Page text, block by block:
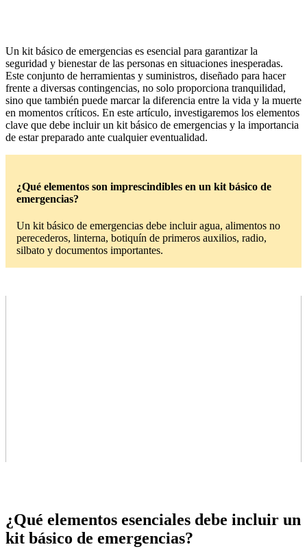
Un kit básico de emergencias es esencial para garantizar la
seguridad y bienestar de las personas en situaciones inesperadas.
Este conjunto de herramientas y suministros, diseñado para hacer
frente a diversas contingencias, no solo proporciona tranquilidad,
sino que también puede marcar la diferencia entre la vida y la muerte
en momentos críticos. En este artículo, investigaremos los elementos
clave que debe incluir un kit básico de emergencias y la importancia
de estar preparado ante cualquier eventualidad.
¿Qué elementos son imprescindibles en un kit básico de
emergencias?
Un kit básico de emergencias debe incluir agua, alimentos no
perecederos, linterna, botiquín de primeros auxilios, radio,
silbato y documentos importantes.
¿Qué elementos esenciales debe incluir un
kit básico de emergencias?